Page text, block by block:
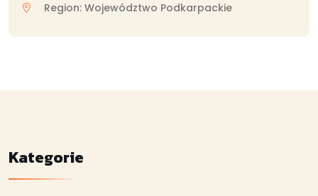
Region: Województwo Podkarpackie
Kategorie